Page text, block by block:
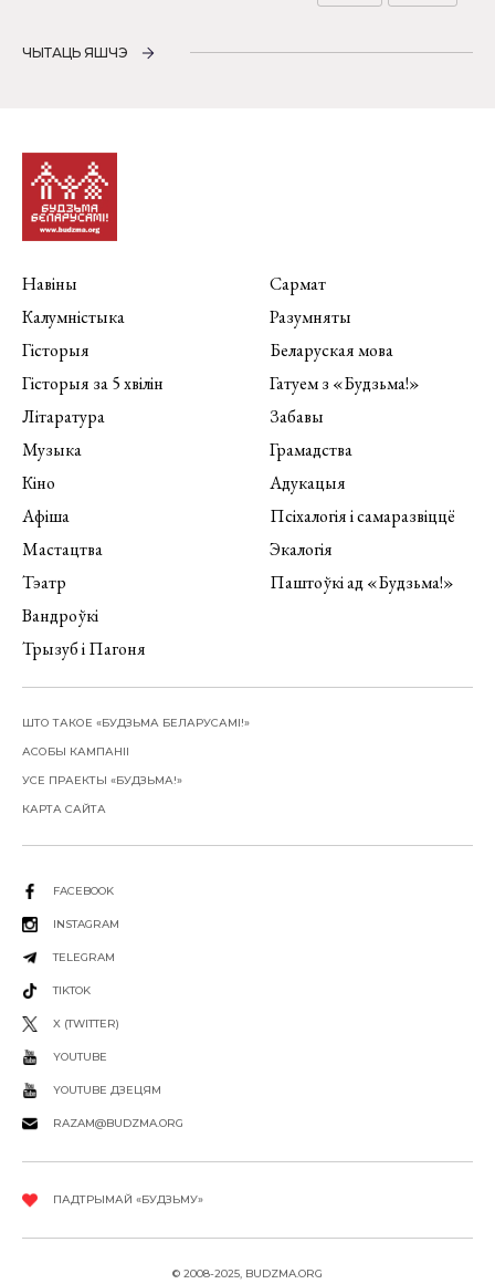
ЧЫТАЦЬ ЯШЧЭ
Навіны
Калумністыка
Гісторыя
Гісторыя за 5 хвілін
Літаратура
Музыка
Кіно
Афіша
Мастацтва
Тэатр
Вандроўкі
Трызуб і Пагоня
Сармат
Разумняты
Беларуская мова
Гатуем з «Будзьма!»
Забавы
Грамадства
Адукацыя
Псіхалогія і самаразвіццё
Экалогія
Паштоўкі ад «Будзьма!»
ШТО ТАКОЕ «БУДЗЬМА БЕЛАРУСАМІ!»
АСОБЫ КАМПАНІІ
УСЕ ПРАЕКТЫ «БУДЗЬМА!»
КАРТА САЙТА
FACEBOOK
INSTAGRAM
TELEGRAM
TIKTOK
X (TWITTER)
YOUTUBE
YOUTUBE ДЗЕЦЯМ
RAZAM@BUDZMA.ORG
ПАДТРЫМАЙ «БУДЗЬМУ»
© 2008-2025, BUDZMA.ORG